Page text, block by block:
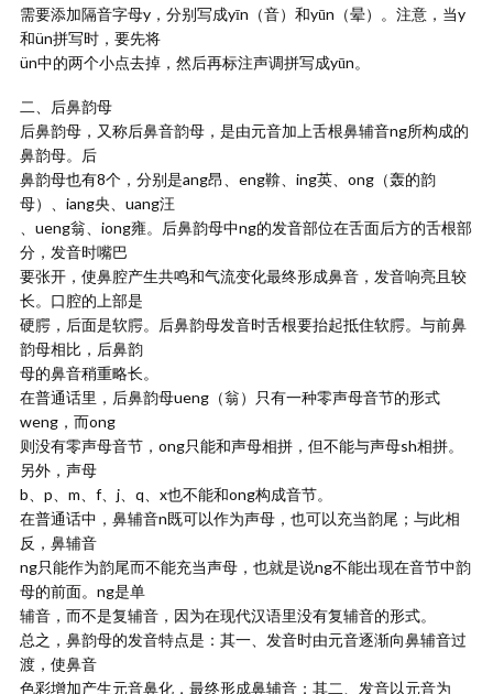
需要添加隔音字母y，分别写成yīn（音）和yūn（晕）。注意，当y
和ün拼写时，要先将
ün中的两个小点去掉，然后再标注声调拼写成yūn。
二、后鼻韵母
后鼻韵母，又称后鼻音韵母，是由元音加上舌根鼻辅音ng所构成的
鼻韵母。后
鼻韵母也有8个，分别是ang昂、eng鞥、ing英、ong（轰的韵
母）、iang央、uang汪
、ueng翁、iong雍。后鼻韵母中ng的发音部位在舌面后方的舌根部
分，发音时嘴巴
要张开，使鼻腔产生共鸣和气流变化最终形成鼻音，发音响亮且较
长。口腔的上部是
硬腭，后面是软腭。后鼻韵母发音时舌根要抬起抵住软腭。与前鼻
韵母相比，后鼻韵
母的鼻音稍重略长。
在普通话里，后鼻韵母ueng（翁）只有一种零声母音节的形式
weng，而ong
则没有零声母音节，ong只能和声母相拼，但不能与声母sh相拼。
另外，声母
b、p、m、f、j、q、x也不能和ong构成音节。
在普通话中，鼻辅音n既可以作为声母，也可以充当韵尾；与此相
反，鼻辅音
ng只能作为韵尾而不能充当声母，也就是说ng不能出现在音节中韵
母的前面。ng是单
辅音，而不是复辅音，因为在现代汉语里没有复辅音的形式。
总之，鼻韵母的发音特点是：其一、发音时由元音逐渐向鼻辅音过
渡，使鼻音
色彩增加产生元音鼻化，最终形成鼻辅音；其二、发音以元音为